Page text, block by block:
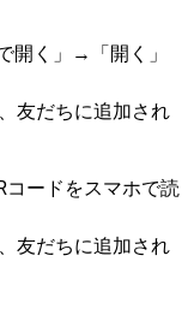
開く」→「開く」
友だちに追加され
ードをスマホで読
友だちに追加され